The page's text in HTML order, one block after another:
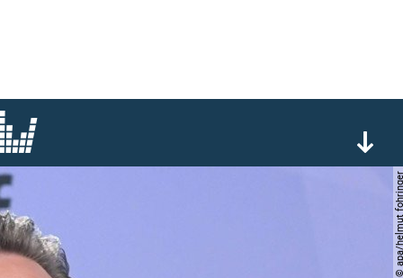
© apa/helmut fohringer